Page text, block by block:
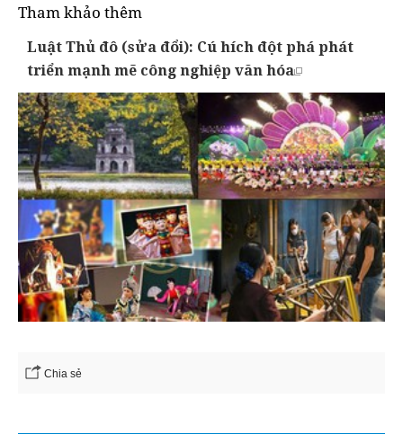
Tham khảo thêm
Luật Thủ đô (sửa đổi): Cú hích đột phá phát
triển mạnh mẽ công nghiệp văn hóa
Chia sẻ